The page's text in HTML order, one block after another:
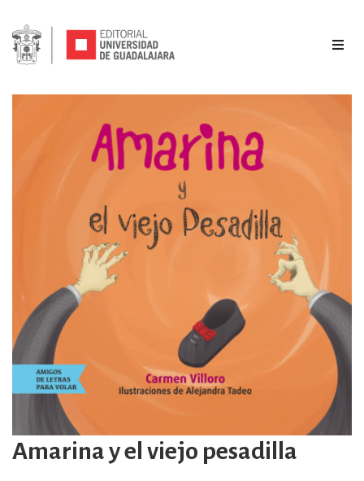
Amarina y el viejo pesadilla